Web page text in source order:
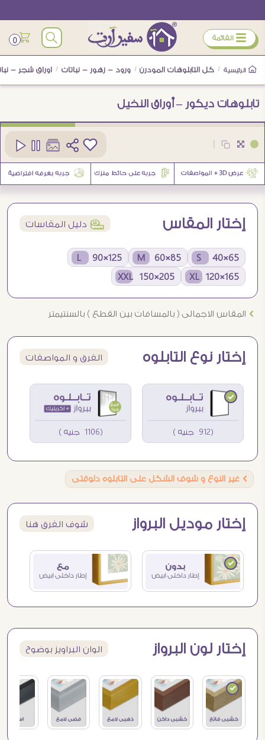
ÿ القائمة 0
الرئيسية / كل التابلوهات المودرن / ورود - زهور - نباتات / اوراق شجر -
تابلوهات ديكور – أوراق النخيل
إختار المقاس í دليل المقاسات
65×40 S
85×60 M
125×90 L
165×120 XL
205×150 XXL
Ö المقاس الاجمالى ( بالمسافات بين القطع ) بالسنتيمتر
إختار نوع التابلوه الفرق و المواصفات
(912 جنيه ) (1106 جنيه )
Ö غير النوع و شوف الشكل على التابلوه دلوقتى
إختار موديل البرواز شوف الفرق هنا
إختار لون البرواز الوان البراويز بوضوح